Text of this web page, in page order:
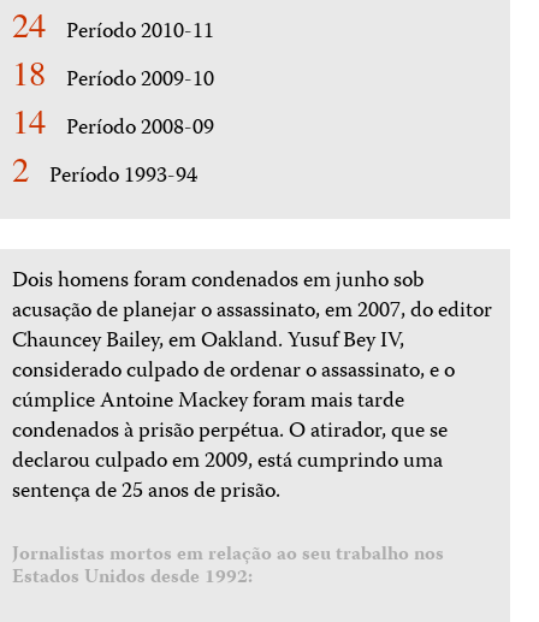
24 Período 2010-11
18 Período 2009-10
14 Período 2008-09
2 Período 1993-94
Dois homens foram condenados em junho sob
acusação de planejar o assassinato, em 2007, do editor
Chauncey Bailey, em Oakland. Yusuf Bey IV,
considerado culpado de ordenar o assassinato, e o
cúmplice Antoine Mackey foram mais tarde
condenados à prisão perpétua. O atirador, que se
declarou culpado em 2009, está cumprindo uma
sentença de 25 anos de prisão.
Jornalistas mortos em relação ao seu trabalho nos
Estados Unidos desde 1992: